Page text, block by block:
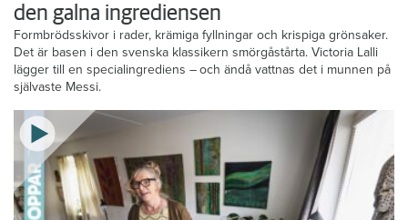
den galna ingrediensen
Formbrödsskivor i rader, krämiga fyllningar och krispiga grönsaker.
Det är basen i den svenska klassikern smörgåstårta. Victoria Lalli
lägger till en specialingrediens – och ändå vattnas det i munnen på
självaste Messi.